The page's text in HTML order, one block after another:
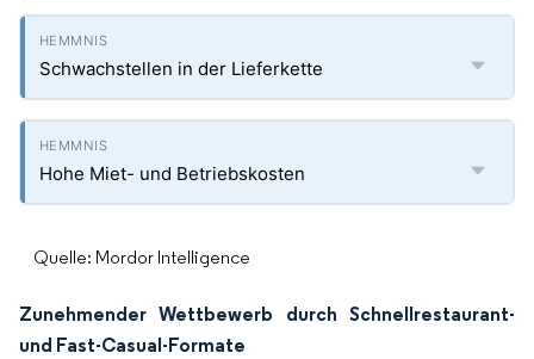
Schwachstellen in der Lieferkette
Hohe Miet- und Betriebskosten
Quelle: Mordor Intelligence
Zunehmender Wettbewerb durch Schnellrestaurant-
und Fast-Casual-Formate